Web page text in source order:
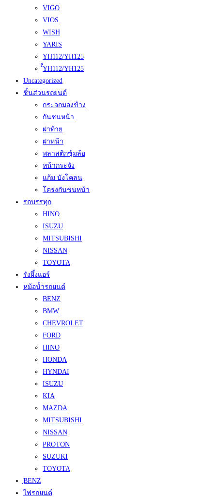
VIGO
VIOS
WISH
YARIS
YH112/YH125
ํ็YH112/YH125
Uncategorized
ชิ้นส่วนรถยนต์
กระจกมองข้าง
กันชนหน้า
ฝาท้าย
ฝาหน้า
พลาสติกซุ้มล้อ
หน้ากระจัง
แก้ม บังโคลน
โครงกันชนหน้า
รถบรรทุก
HINO
ISUZU
MITSUBISHI
NISSAN
TOYOTA
รังผึ้งแอร์
หม้อน้ำรถยนต์
BENZ
BMW
CHEVROLET
FORD
HINO
HONDA
HYNDAI
ISUZU
KIA
MAZDA
MITSUBISHI
NISSAN
PROTON
SUZUKI
TOYOTA
ฺBENZ
ไฟรถยนต์